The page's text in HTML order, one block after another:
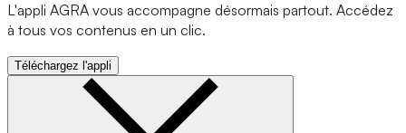
L'appli AGRA vous accompagne désormais partout. Accédez
à tous vos contenus en un clic.
Téléchargez l'appli